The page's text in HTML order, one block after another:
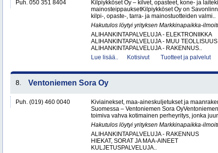
Puh. 050 351 8404
Kilpiykköset Oy – kilvet, opasteet, kone- ja
mainosteippauksetKilpiykköset Oy on
kilpi-, opaste-, tarra- ja mainostuotteiden valmi..
Hakutulos löytyi yrityksen Markkinapaikka-
ALIHANKINTAPALVELUJA - ELEKTRONIIKKA
ALIHANKINTAPALVELUJA - MUU TEOLLISUUS
ALIHANKINTAPALVELUJA - RAKENNUS..
Lue lisää..
Kotisivut Tuotteet ja palvelut
8. Ventoniemen Sora Oy
Puh. (019) 460 0040
Kiviainekset, maa-aineskuljetukset ja
Suomessa – Ventoniemen Sora
toimiva vahva kotimainen perheyritys, jonka
Hakutulos löytyi yrityksen Markkinapaikka-
ALIHANKINTAPALVELUJA - RAKENNUS
HIEKAT, SORAT JA MAA-AINEET
KULJETUSPALVELUJA..